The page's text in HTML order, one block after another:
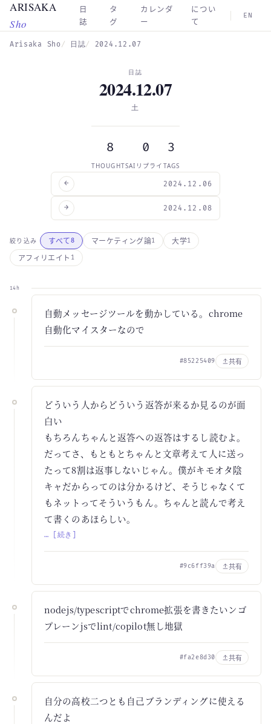
Skip to main content
ARISAKA
Sho
日
誌
タ
グ
カレンダ
ー
につい
て
EN
Arisaka Sho 日誌 2024.12.07
← 2024.12.06
日誌
2024.12.07
土
8
THOUGHTS
0
AIリプライ
3
TAGS
2024.12.08
→
絞り込み すべて8 マーケティング論1 大学1
アフィリエイト 1
14h
自動メッセージツールを動かしている。chrome
自動化マイスターなので
#85225409 共有
どういう人からどういう返答が来るか見るのが面
白い
もちろんちゃんと返答への返答はするし読むよ。
だってさ、もともとちゃんと文章考えて人に送っ
たって8割は返事しないじゃん。僕がキモオタ陰
キャだからってのは分かるけど、そうじゃなくて
もネットってそういうもん。ちゃんと読んで考え
て書くのあほらしい。
… [続き]
#9c6ff39a 共有
nodejs/typescriptでchrome拡張を書きたいンゴ
プレーンjsでlint/copilot無し地獄
#fa2e8d30 共有
自分の高校二つとも自己ブランディングに使える
んだよ